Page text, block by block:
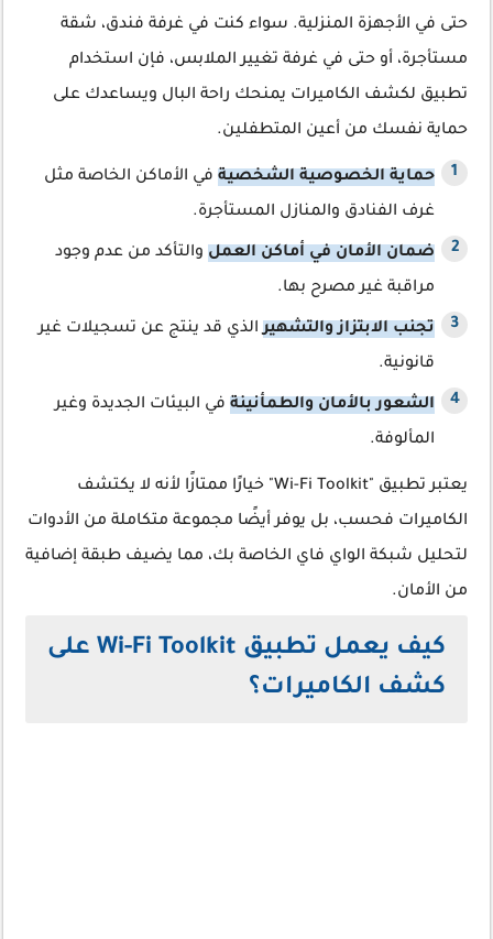
حتى في الأجهزة المنزلية. سواء كنت في غرفة فندق، شقة
مستأجرة، أو حتى في غرفة تغيير الملابس، فإن استخدام
تطبيق لكشف الكاميرات يمنحك راحة البال ويساعدك على
حماية نفسك من أعين المتطفلين.
حماية الخصوصية الشخصية في الأماكن الخاصة مثل
غرف الفنادق والمنازل المستأجرة.
ضمان الأمان في أماكن العمل والتأكد من عدم وجود
مراقبة غير مصرح بها.
تجنب الابتزاز والتشهيرالذي قد ينتج عن تسجيلات غير
قانونية.
الشعور بالأمان والطمأنينة في البيئات الجديدة وغير
المألوفة.
يعتبر تطبيق "Wi-Fi Toolkit" خيارًا ممتازًا لأنه لا يكتشف
الكاميرات فحسب، بل يوفر أيضًا مجموعة متكاملة من الأدوات
لتحليل شبكة الواي فاي الخاصة بك، مما يضيف طبقة إضافية
من الأمان.
كيف يعمل تطبيق Wi-Fi Toolkit على
كشف الكاميرات؟